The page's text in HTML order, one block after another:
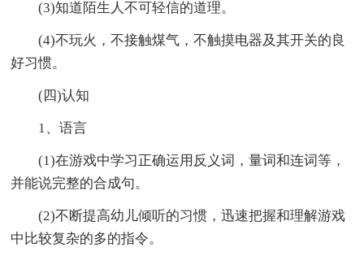
(3)知道陌生人不可轻信的道理。
(4)不玩火，不接触煤气，不触摸电器及其开关的良
好习惯。
(四)认知
1、语言
(1)在游戏中学习正确运用反义词，量词和连词等，
并能说完整的合成句。
(2)不断提高幼儿倾听的习惯，迅速把握和理解游戏
中比较复杂的多的指令。